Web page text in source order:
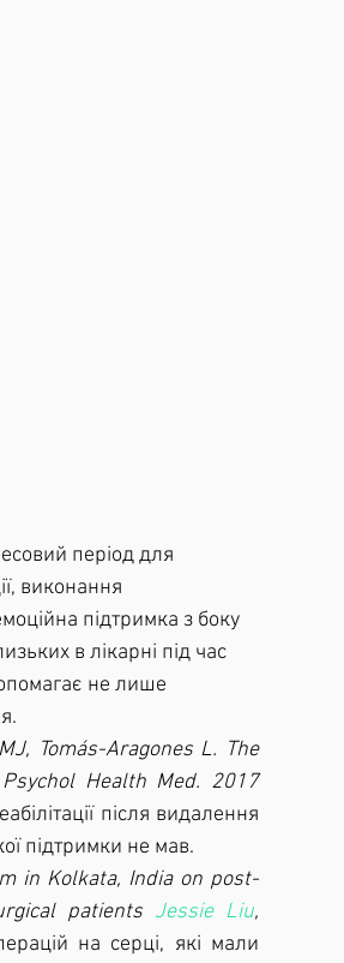
виконання
підтримка з боку
в лікарні під час
не лише
Tomás-Aragones L. The
Health Med. 2017
після видалення
підтримки не мав.
in Kolkata, India on post-
patients Jessie Liu
на серці, які мали